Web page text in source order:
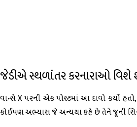
જેડીએ સ્થળાંતર કરનારાઓ વિશે
વાન્સે X પરની એક પોસ્ટમાં આ દાવો કર્યો
કોઈપણ અભ્યાસ જે અન્યથા કહે છે તેને જૂની